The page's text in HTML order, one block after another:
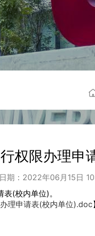
权限办理申
日期：2022年06月15日
(校内单位)。
理申请表(校内单位).doc